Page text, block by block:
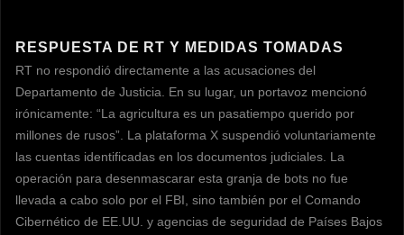
RESPUESTA DE RT Y MEDIDAS TOMADAS
RT no respondió directamente a las acusaciones del
Departamento de Justicia. En su lugar, un portavoz mencionó
irónicamente: “La agricultura es un pasatiempo querido por
millones de rusos”. La plataforma X suspendió voluntariamente
las cuentas identificadas en los documentos judiciales. La
operación para desenmascarar esta granja de bots no fue
llevada a cabo solo por el FBI, sino también por el Comando
Cibernético de EE.UU. y agencias de seguridad de Países Bajos